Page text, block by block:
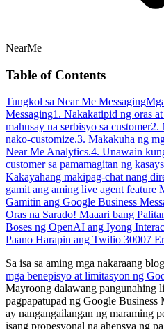
NearMe
Table of Contents
Tungkol sa Near Me Messaging
Messaging1. Nakakatipid ng oras
mahusay na serbisyo sa customer2.
nako-customize.3. Makakuha ng
Near Me Analytics.4. Unawain
customer sa pamamagitan ng
Kakayahang makipag-chat nang
gamit ang aming live agent feature
Gamitin ang Google Business
Oras na Sarado! Maaari bang
Boses ng OpenAI ang Iyong
Paano Harapin ang Twilio 30007
Sa isa sa aming mga nakaraang
mga benepisyo at limitasyon ng
Mayroong dalawang pangunahing
pagpapatupad ng Google Business
ay nangangailangan ng maraming
isang propesyonal na ahensya ng